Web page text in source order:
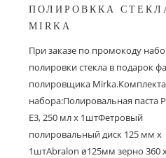
ПОЛИРОВККА
MIRKA
При заказе по промокоду
полировки стекла в подарок
полировщика
набора:Полировальная паста
E3, 250 мл х 1штФетровый
полировальный диск 125 мм х
1штAbralon ø125мм зерно 360